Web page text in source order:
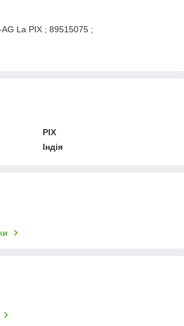
La PIX ; 89515075 ;
PIX
Індія